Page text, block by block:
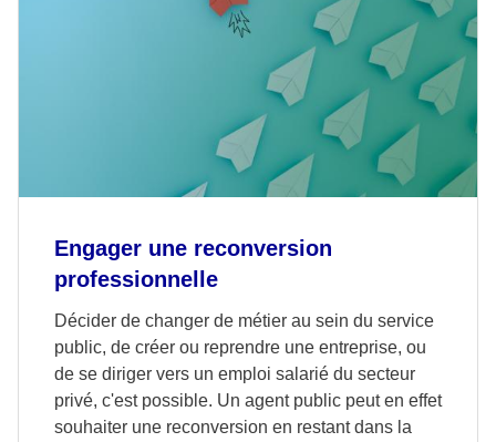
Engager une reconversion
professionnelle
Décider de changer de métier au sein du service
public, de créer ou reprendre une entreprise, ou
de se diriger vers un emploi salarié du secteur
privé, c'est possible. Un agent public peut en effet
souhaiter une reconversion en restant dans la